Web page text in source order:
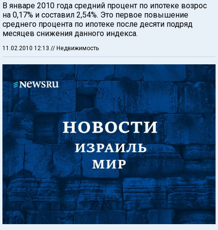
В январе 2010 года средний процент по ипотеке возрос
на 0,17% и составил 2,54%. Это первое повышение
среднего процента по ипотеке после десяти подряд
месяцев снижения данного индекса.
11.02.2010 12:13 // Недвижимость